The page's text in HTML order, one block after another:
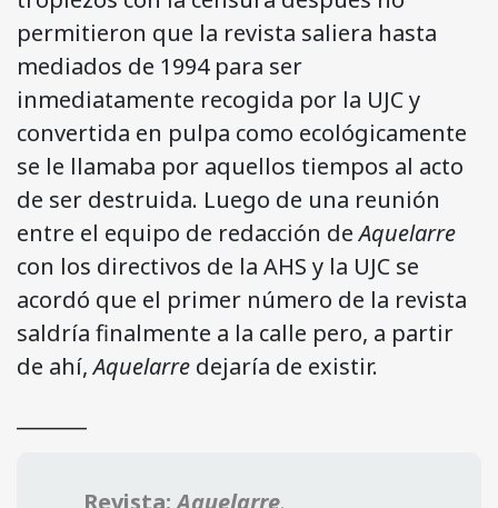
permitieron que la revista saliera hasta
mediados de 1994 para ser
inmediatamente recogida por la UJC y
convertida en pulpa como ecológicamente
se le llamaba por aquellos tiempos al acto
de ser destruida. Luego de una reunión
entre el equipo de redacción deAquelarre
con los directivos de la AHS y la UJC se
acordó que el primer número de la revista
saldría finalmente a la calle pero, a partir
de ahí,Aquelarre dejaría de existir.
Revista:Aquelarre.